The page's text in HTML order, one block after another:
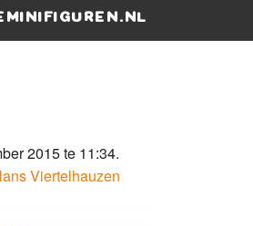
2015 te 11:34.
Viertelhauzen